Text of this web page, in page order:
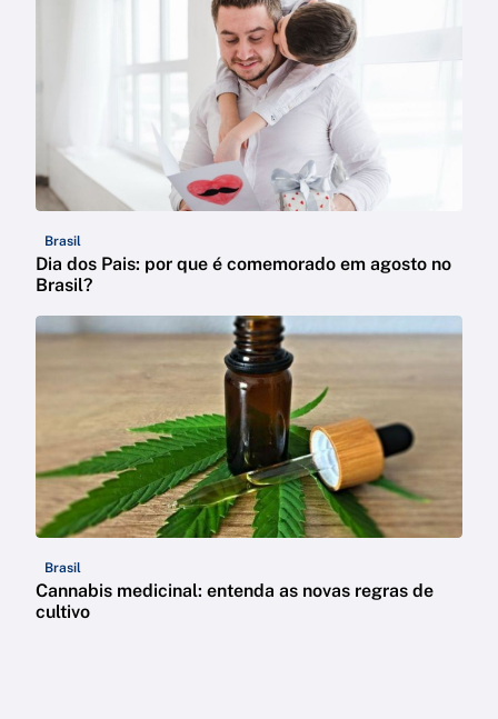
Brasil
Dia dos Pais: por que é comemorado em agosto no
Brasil?
Brasil
Cannabis medicinal: entenda as novas regras de
cultivo